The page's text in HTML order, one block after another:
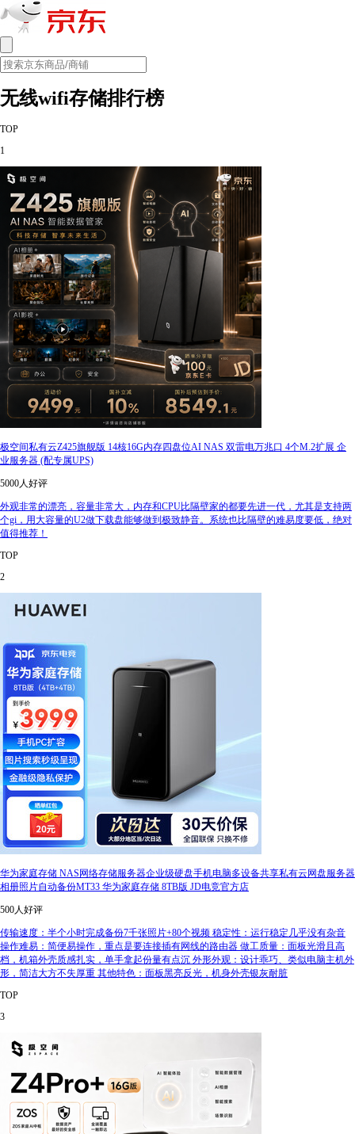
无线wifi存储排行榜
TOP
1
极空间私有云Z425旗舰版 14核16G内存四盘位AI NAS 双雷电万兆口 4个M.2扩展 企
业服务器 (配专属UPS)
5000人好评
外观非常的漂亮，容量非常大，内存和CPU比隔壁家的都要先进一代，尤其是支持两
个gi，用大容量的U2做下载盘能够做到极致静音。系统也比隔壁的难易度要低，绝对
值得推荐！
TOP
2
华为家庭存储 NAS网络存储服务器企业级硬盘手机电脑多设备共享私有云网盘服务器
相册照片自动备份MT33 华为家庭存储 8TB版 JD电竞官方店
500人好评
传输速度：半个小时完成备份7千张照片+80个视频 稳定性：运行稳定几乎没有杂音
操作难易：简便易操作，重点是要连接插有网线的路由器 做工质量：面板光滑且高
档，机箱外壳质感扎实，单手拿起份量有点沉 外形外观：设计乖巧、类似电脑主机外
形，简洁大方不失厚重 其他特色：面板黑亮反光，机身外壳银灰耐脏
TOP
3